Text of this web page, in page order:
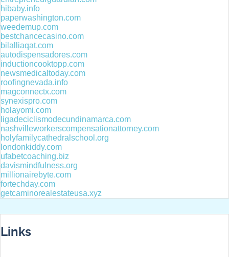
hibaby.info
paperwashington.com
weedemup.com
bestchancecasino.com
bilalliaqat.com
autodispensadores.com
inductioncooktopp.com
newsmedicaltoday.com
roofingnevada.info
magconnectx.com
synexispro.com
holayomi.com
ligadeciclismodecundinamarca.com
nashvilleworkerscompensationattorney.com
holyfamilycathedralschool.org
londonkiddy.com
ufabetcoaching.biz
davismindfulness.org
millionairebyte.com
fortechday.com
getcaminorealestateusa.xyz
Links